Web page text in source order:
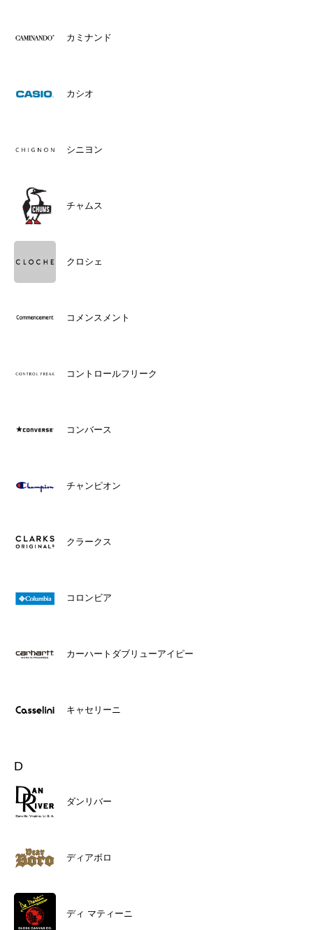
カミナンド
カシオ
シニヨン
チャムス
クロシェ
コメンスメント
コントロールフリーク
コンバース
チャンピオン
クラークス
コロンビア
カーハートダブリューアイピー
キャセリーニ
D
ダンリバー
ディアボロ
ディ マティーニ